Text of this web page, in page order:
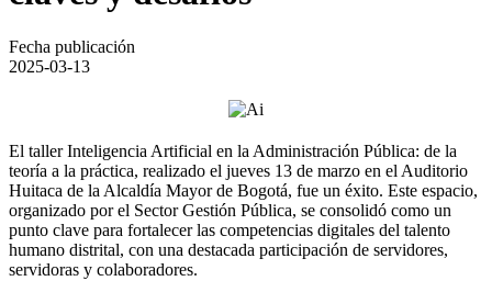
Fecha publicación
2025-03-13
El taller Inteligencia Artificial en la Administración Pública: de la
teoría a la práctica, realizado el jueves 13 de marzo en el Auditorio
Huitaca de la Alcaldía Mayor de Bogotá, fue un éxito. Este espacio,
organizado por el Sector Gestión Pública, se consolidó como un
punto clave para fortalecer las competencias digitales del talento
humano distrital, con una destacada participación de servidores,
servidoras y colaboradores.